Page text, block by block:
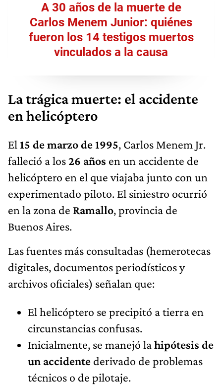
A 30 años de la muerte de
Carlos Menem Junior: quiénes
fueron los 14 testigos muertos
vinculados a la causa
La trágica muerte: el accidente
en helicóptero
El 15 de marzo de 1995, Carlos Menem Jr.
falleció a los26 años en un accidente de
helicóptero en el que viajaba junto con un
experimentado piloto. El siniestro ocurrió
en la zona de Ramallo, provincia de
Buenos Aires.
Las fuentes más consultadas (hemerotecas
digitales, documentos periodísticos y
archivos oficiales) señalan que:
El helicóptero se precipitó a tierra en
circunstancias confusas.
Inicialmente, se manejó lahipótesis de
un accidente derivado de problemas
técnicos o de pilotaje.